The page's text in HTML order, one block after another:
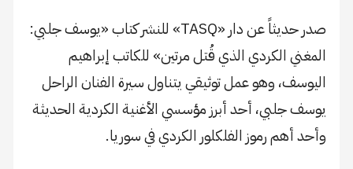
صدر حديثاً عن دار «TASQ» للنشر كتاب «يوسف جلبي:
المغني الكردي الذي قُتل مرتين» للكاتب إبراهيم
اليوسف، وهو عمل توثيقي يتناول سيرة الفنان الراحل
يوسف جلبي، أحد أبرز مؤسسي الأغنية الكردية الحديثة
وأحد أهم رموز الفلكلور الكردي في سوريا.